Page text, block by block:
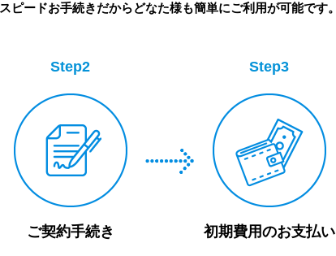
スピードお手続きだからどなた様も簡単にご利用が可能です。
Step2
ご契約手続き
Step3
初期費用のお支払い